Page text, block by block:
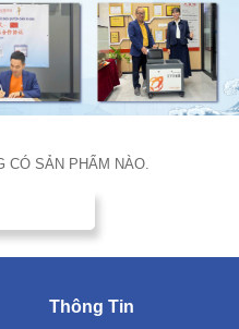
CÓ SẢN PHẨM NÀO.
Thông Tin